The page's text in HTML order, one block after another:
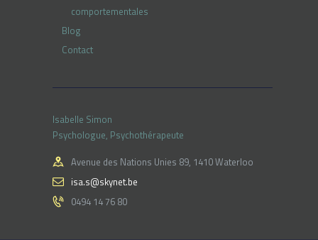
comportementales
Blog
Contact
Isabelle Simon
Psychologue, Psychothérapeute
Avenue des Nations Unies 89, 1410 Waterloo
isa.s@skynet.be
0494 14 76 80